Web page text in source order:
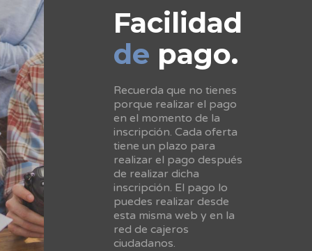
Facilidad
de pago.
Recuerda que no tienes
porque realizar el pago
en el momento de la
inscripción. Cada oferta
tiene un plazo para
realizar el pago después
de realizar dicha
inscripción. El pago lo
puedes realizar desde
esta misma web y en la
red de cajeros
ciudadanos.